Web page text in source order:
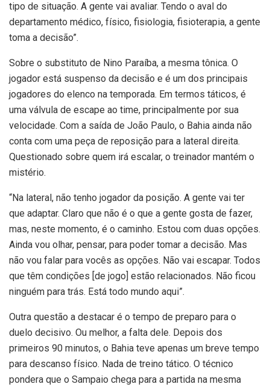
tipo de situação. A gente vai avaliar. Tendo o aval do
departamento médico, físico, fisiologia, fisioterapia, a gente
toma a decisão”.
Sobre o substituto de Nino Paraíba, a mesma tônica. O
jogador está suspenso da decisão e é um dos principais
jogadores do elenco na temporada. Em termos táticos, é
uma válvula de escape ao time, principalmente por sua
velocidade. Com a saída de João Paulo, o Bahia ainda não
conta com uma peça de reposição para a lateral direita.
Questionado sobre quem irá escalar, o treinador mantém o
mistério.
“Na lateral, não tenho jogador da posição. A gente vai ter
que adaptar. Claro que não é o que a gente gosta de fazer,
mas, neste momento, é o caminho. Estou com duas opções.
Ainda vou olhar, pensar, para poder tomar a decisão. Mas
não vou falar para vocês as opções. Não vai escapar. Todos
que têm condições [de jogo] estão relacionados. Não ficou
ninguém para trás. Está todo mundo aqui”.
Outra questão a destacar é o tempo de preparo para o
duelo decisivo. Ou melhor, a falta dele. Depois dos
primeiros 90 minutos, o Bahia teve apenas um breve tempo
para descanso físico. Nada de treino tático. O técnico
pondera que o Sampaio chega para a partida na mesma